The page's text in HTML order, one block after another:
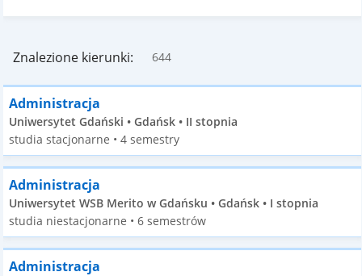
Znalezione kierunki: 644
Administracja
Uniwersytet Gdański • Gdańsk • II stopnia
studia stacjonarne • 4 semestry
Administracja
Uniwersytet WSB Merito w Gdańsku • Gdańsk • I stopnia
studia niestacjonarne • 6 semestrów
Administracja